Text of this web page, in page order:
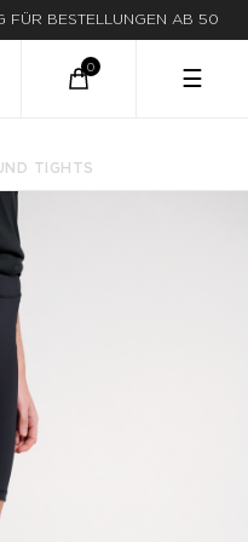
FÜR BESTELLUNGEN AB 50
☰
TIGHTS